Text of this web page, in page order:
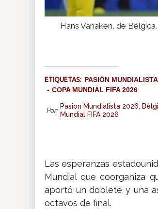
Hans Vanaken, de
ETIQUETAS: PASIÓN
COPA MUNDIAL FIFA 2026
Por:
Pasion Mundialista 2026,
Mundial FIFA 2026
Las esperanzas
Mundial que coorganiza
aportó un doblete y una
octavos de final.